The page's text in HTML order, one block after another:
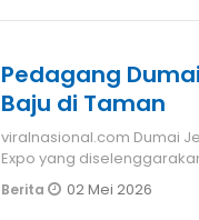
Pedagang
Baju di Taman
viralnasional.com Dumai Jelang penutupan Pasar malam Dumai
Expo yang
Dumai dan Pem
Berita 02 Mei 2026